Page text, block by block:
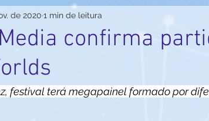
Competitivo
confirma
de 2020 1 min de leitura
festival terá megapainel formado por